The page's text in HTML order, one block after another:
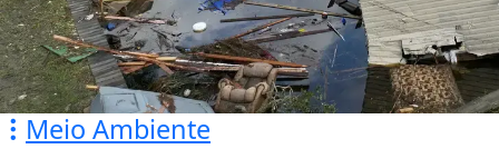
Meio Ambiente